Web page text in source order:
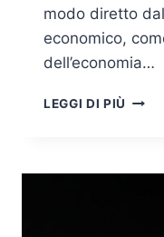
modo diretto
economico,
dell’economia…
LEGGI DI PIÙ